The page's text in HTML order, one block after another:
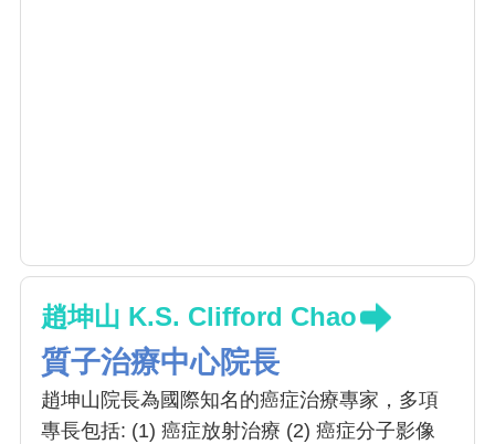
趙坤山 K.S. Clifford Chao
質子治療中心院長
趙坤山院長為國際知名的癌症治療專家，多項
專長包括: (1) 癌症放射治療 (2) 癌症分子影像